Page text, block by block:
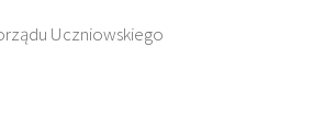
Uczniowskiego